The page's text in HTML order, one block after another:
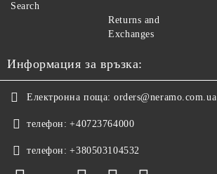
Search
Returns and
Exchanges
Информация за връзка:
Електронна поща: orders@neramo.com.ua
телефон: +40723764000
телефон: +380503104532